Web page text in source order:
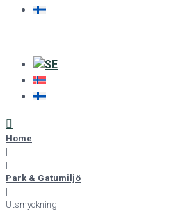
Home
|
|
Park & Gatumiljö
|
Utsmyckning